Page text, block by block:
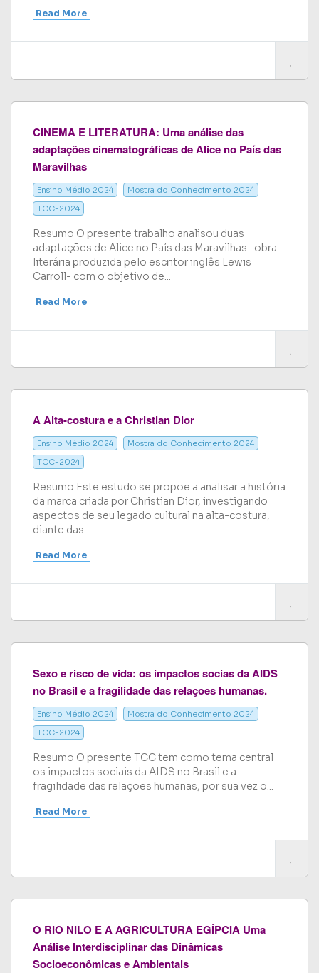
Read More
CINEMA E LITERATURA: Uma análise das
adaptações cinematográficas de Alice no País das
Maravilhas
Ensino Médio 2024
Mostra do Conhecimento 2024
TCC-2024
Resumo O presente trabalho analisou duas
adaptações de Alice no País das Maravilhas- obra
literária produzida pelo escritor inglês Lewis
Carroll- com o objetivo de...
Read More
A Alta-costura e a Christian Dior
Ensino Médio 2024
Mostra do Conhecimento 2024
TCC-2024
Resumo Este estudo se propõe a analisar a história
da marca criada por Christian Dior, investigando
aspectos de seu legado cultural na alta-costura,
diante das...
Read More
Sexo e risco de vida: os impactos socias da AIDS
no Brasil e a fragilidade das relaçoes humanas.
Ensino Médio 2024
Mostra do Conhecimento 2024
TCC-2024
Resumo O presente TCC tem como tema central
os impactos sociais da AIDS no Brasil e a
fragilidade das relações humanas, por sua vez o...
Read More
O RIO NILO E A AGRICULTURA EGÍPCIA Uma
Análise Interdisciplinar das Dinâmicas
Socioeconômicas e Ambientais